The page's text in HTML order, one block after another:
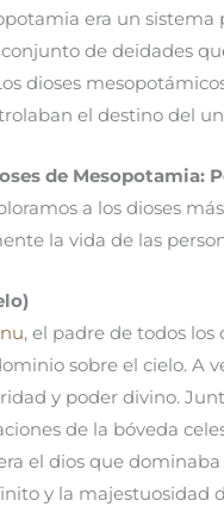
era un
de deidades
dioses
el destino del
de Mesopotamia:
a los dioses
la vida de las
, el padre de todos
sobre el cielo. A
y poder divino.
de la bóveda
el dios que
y la majestuosidad